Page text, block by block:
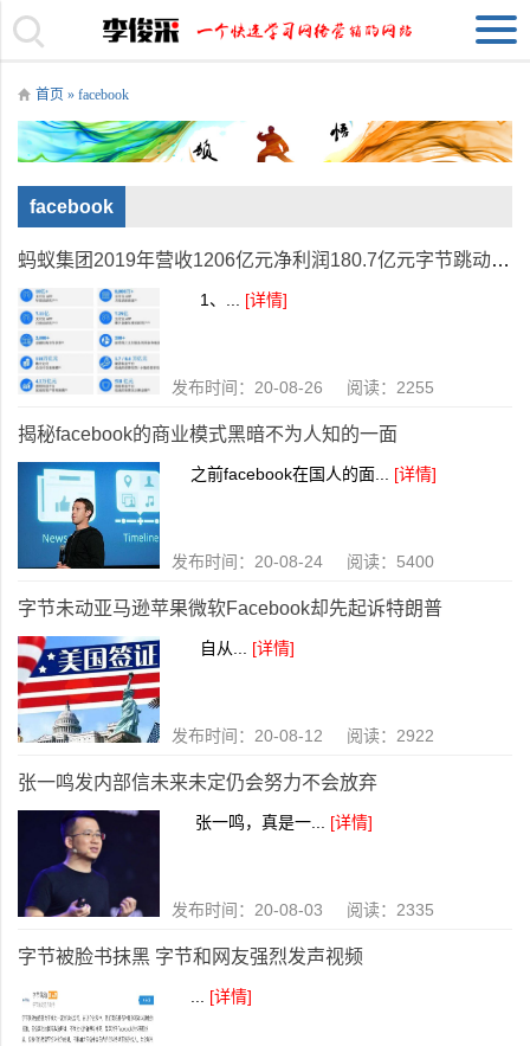
首页 » facebook
facebook
蚂蚁集团2019年营收1206亿元净利润180.7亿元字节跳动已做好关停TikTok美国业务的最坏打算
1、... [详情]
发布时间：20-08-26 阅读：2255
揭秘facebook的商业模式黑暗不为人知的一面
之前facebook在国人的面... [详情]
发布时间：20-08-24 阅读：5400
字节未动亚马逊苹果微软Facebook却先起诉特朗普
自从... [详情]
发布时间：20-08-12 阅读：2922
张一鸣发内部信未来未定仍会努力不会放弃
张一鸣，真是一... [详情]
发布时间：20-08-03 阅读：2335
字节被脸书抹黑 字节和网友强烈发声视频
... [详情]